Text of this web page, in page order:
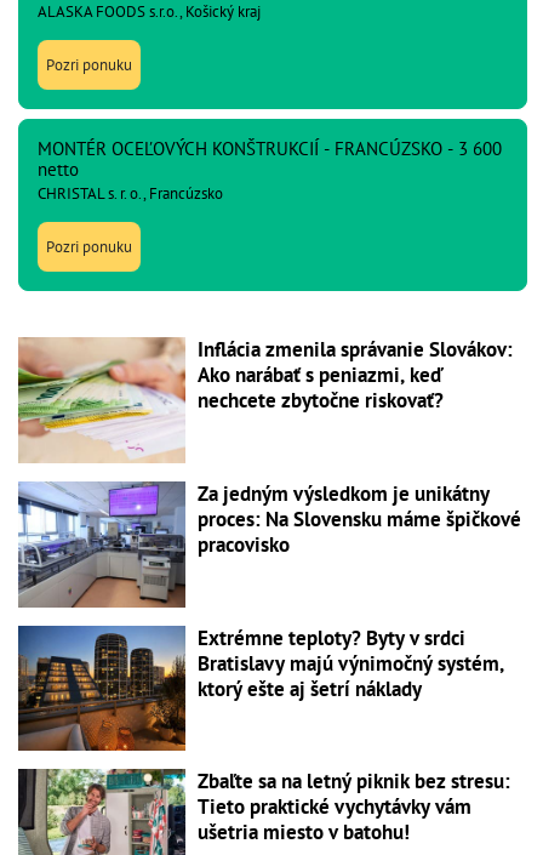
ALASKA FOODS s.r.o., Košický kraj
Pozri ponuku
MONTÉR OCEĽOVÝCH KONŠTRUKCIÍ - FRANCÚZSKO - 3 600
netto
CHRISTAL s. r. o., Francúzsko
Pozri ponuku
Inflácia zmenila správanie Slovákov:
Ako narábať s peniazmi, keď
nechcete zbytočne riskovať?
Za jedným výsledkom je unikátny
proces: Na Slovensku máme špičkové
pracovisko
Extrémne teploty? Byty v srdci
Bratislavy majú výnimočný systém,
ktorý ešte aj šetrí náklady
Zbaľte sa na letný piknik bez stresu:
Tieto praktické vychytávky vám
ušetria miesto v batohu!